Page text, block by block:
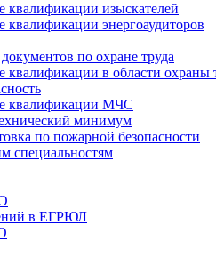
изыскателей
энергоаудиторов
документов по охране труда
в области охраны
квалификации МЧС
минимум
по пожарной безопасности
специальностям
в ЕГРЮЛ